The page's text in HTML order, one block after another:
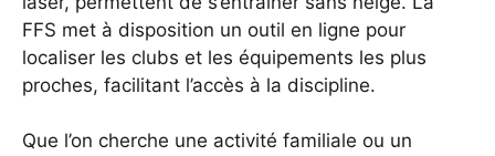
FFS met à disposition un outil en ligne pour
localiser les clubs et les équipements les plus
proches, facilitant l’accès à la discipline.
Que l’on cherche une activité familiale ou un